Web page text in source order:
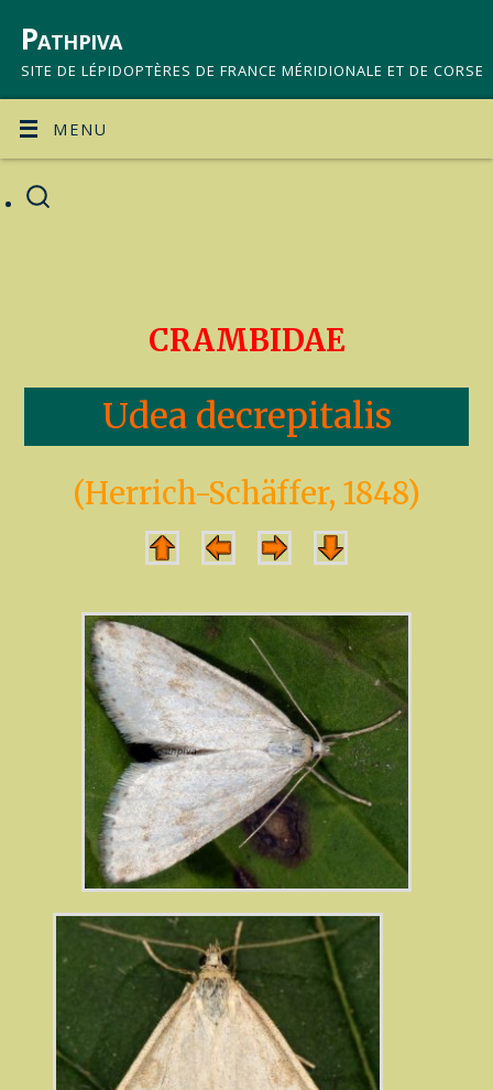
Pathpiva
SITE DE LÉPIDOPTÈRES DE FRANCE MÉRIDIONALE ET DE CORSE
MENU
CRAMBIDAE
Udea decrepitalis
(Herrich-Schäffer, 1848)